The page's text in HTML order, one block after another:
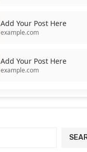
Add Your Post Here
example.com
Add Your Post Here
example.com